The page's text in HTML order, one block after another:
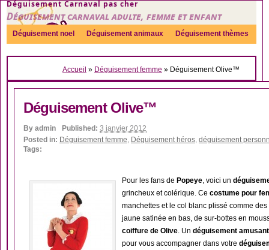
Déguisement Carnaval pas cher
Déguisement carnaval adulte, femme et enfant
Déguisement noel Déguisement animaux Déguisement thèmes
Sexy Déguisement couple Déguisements par genre Idées
Accueil » Déguisement femme » Déguisement Olive™
Déguisement Olive™
By admin Published: 3 janvier 2012
Posted in: Déguisement femme, Déguisement héros, déguisement
Tags:
Pour les fans de Popeye, voici un
grincheux et colérique. Ce costume pour
manchettes et le col blanc plissé comme
jaune satinée en bas, de sur-bottes en
coiffure de Olive. Un déguisement amusant
pour vous accompagner dans votre